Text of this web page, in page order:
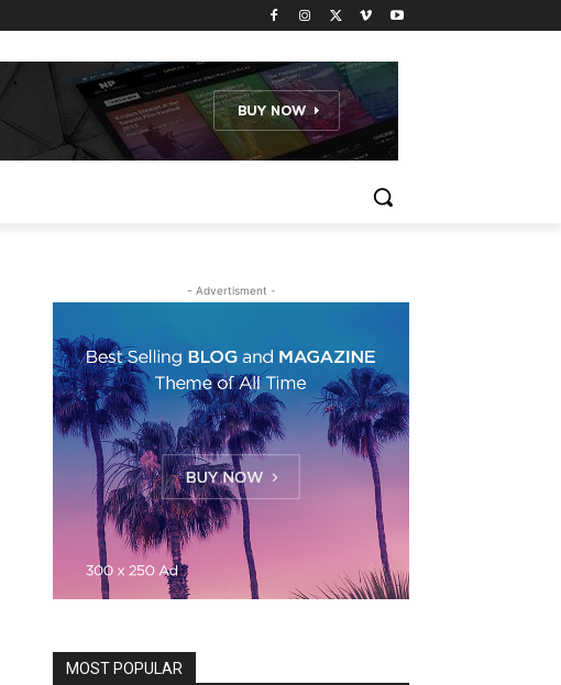
- Advertisment -
MOST POPULAR